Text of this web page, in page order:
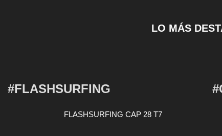
LO MÁS
#FLASHSURFING
FLASHSURFING CAP 28 T7